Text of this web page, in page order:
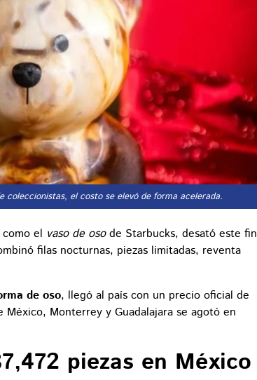
coleccionistas, el costo se elevó de forma acelerada.
el vaso de osode Starbucks, desató este fin
filas nocturnas, piezas limitadas, reventa
de oso, llegó al país con un precio oficial de
Monterrey y Guadalajara se agotó en
piezas en México